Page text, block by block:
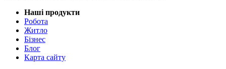
Наші продукти
Робота
Житло
Бізнес
Блог
Карта сайту